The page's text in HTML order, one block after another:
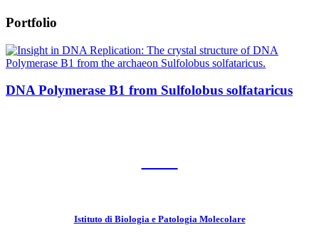
Portfolio
DNA Polymerase B1 from Sulfolobus solfataricus
Istituto di Biologia e Patologia Molecolare